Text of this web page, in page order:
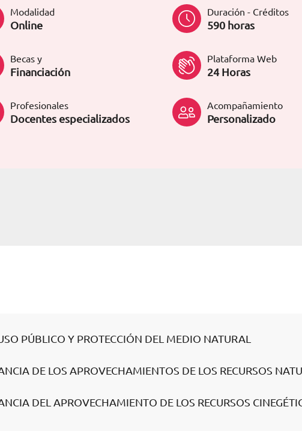
Modalidad
Online
Duración - Créditos
590 horas
Becas y
Financiación
Plataforma Web
24 Horas
Profesionales
Docentes especializados
Acompañamiento
Personalizado
PÚBLICO Y PROTECCIÓN DEL MEDIO NATURAL
DE LOS APROVECHAMIENTOS DE LOS RECURSOS
DEL APROVECHAMIENTO DE LOS RECURSOS